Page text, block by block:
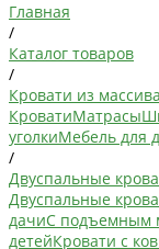
Главная
/
Каталог товаров
/
Кровати из
КроватиМатрасы
уголкиМебель для
/
Двуспальные
Двуспальные
дачиС подъемным
детейКровати с